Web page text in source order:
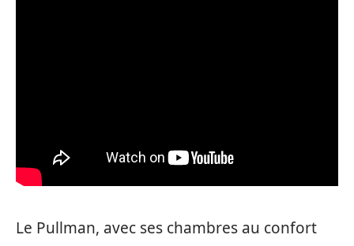
Le Pullman, avec ses chambres au confort